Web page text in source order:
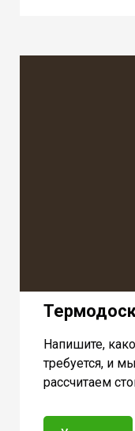
Напишите,
требуется, и мы
рассчитаем